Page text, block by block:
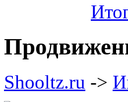
Shooltz.ru ->